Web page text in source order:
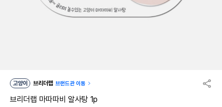
고양이 브리더랩 브랜드관 이동
브리더랩 마따따비 알사탕 1p